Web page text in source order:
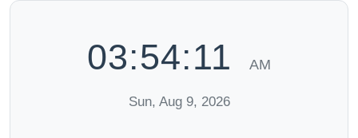
03:54:12 AM
Sun, Aug 9, 2026